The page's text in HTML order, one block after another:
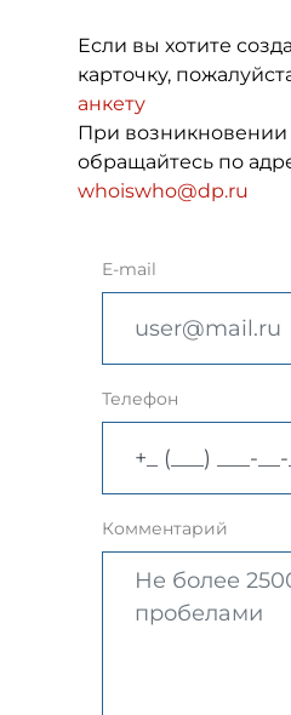
Если вы хотите
карточку,
анкету
При возникновении
обращайтесь по
whoiswho@dp.ru
E-mail
Телефон
Комментарий